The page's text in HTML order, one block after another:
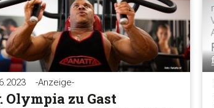
-Anzeige-
Olympia zu Gast